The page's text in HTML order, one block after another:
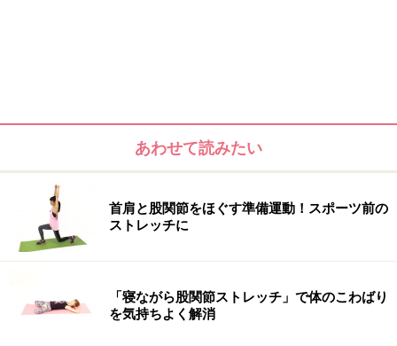
あわせて読みたい
首肩と股関節をほぐす準備運動！スポーツ前の
ストレッチに
「寝ながら股関節ストレッチ」で体のこわばり
を気持ちよく解消